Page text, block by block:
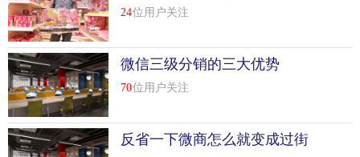
24位用户关注
微信三级分销的三大优势
70位用户关注
反省一下微商怎么就变成过街